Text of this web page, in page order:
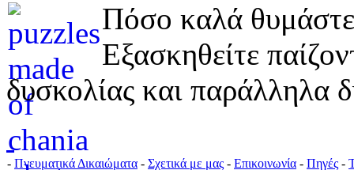
Πόσο καλά
Εξασκηθείτε
δυσκολίας και παράλληλα
- Πνευματικά Δικαιώματα - Σχετικά με μας - Επικοινωνία - Πηγές -